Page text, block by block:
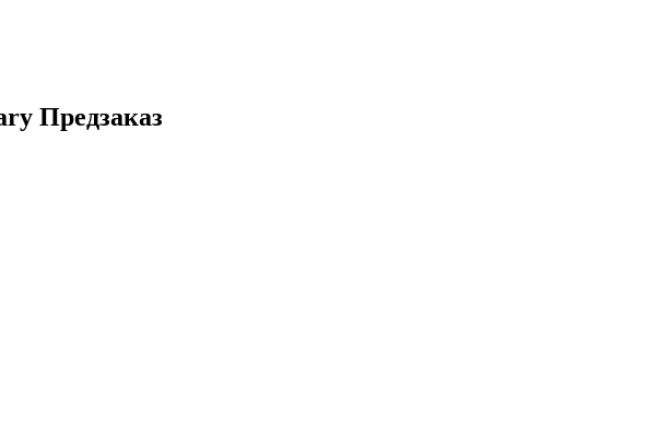
Предзаказ